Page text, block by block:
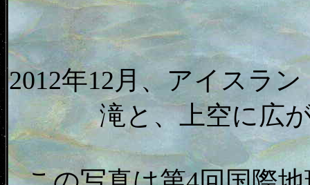
2012年12月、アイスラ
滝と、上空に広